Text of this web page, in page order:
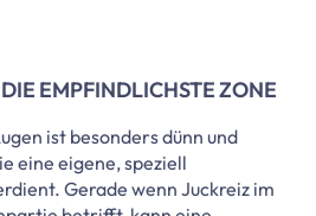
EMPFINDLICHSTE ZONE
ist besonders dünn und
eine eigene, speziell
Gerade wenn Juckreiz im